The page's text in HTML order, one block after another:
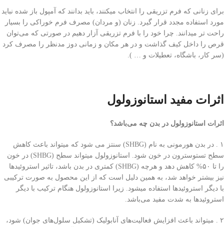
برای زنانی که فرم تزریقی را انتخاب میکنند، باید بدانند که آمپول باز شده نباید
مورد استفاده مجدد قرار گیرد. زنان (و مردان) مصرف فرم خوراکی را بسیار
راحت تر میدانند. چرا خود را با فرم تزریقی آزار دهیم در صورتی‌ که می‌توان
قرص را داخل کیف گذاشت و در هر مکان و زمانی‌ دوز مدنظر را مصرف کرد
(سر کار، باشگاه، تعطیلات و … ).
اثرات مفید استانوزولول
اثرات استانوزولول در بدن چه می‌باشد؟
۱ . در بدن هورمونی به نام (SHBG) سنتز می شود که میتواند باعث کاهش
سطح تستوسترون در خون شود. استانوزولول میتواند سطح (SHBG) در خون
را تا ۵۰% کاهش دهد و هرچه (SHBG) کمتری در بدن باشد، تاثیر استروئید‌ها
نیز بیشتر خواهد شد، به همین دلیل است که از این محصول به صورت ترکیبی‌
با دیگر استروئید‌ها استفاده میشود. زیرا استانوزولول هنگام ترکیب با دیگر
استروئید‌ها به شدت مفید می‌باشد.
۲ . میتواند باعث افزایش فعالیت‌های آنابولیک (تشکیل سلول‌های جوان) شود،